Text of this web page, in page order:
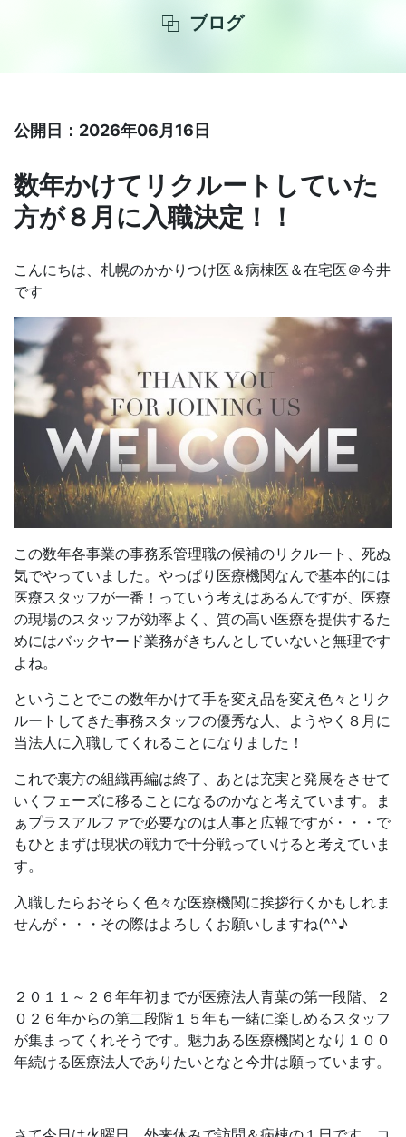
ブログ
公開日：2026年06月16日
数年かけてリクルートしていた
方が８月に入職決定！！
こんにちは、札幌のかかりつけ医＆病棟医＆在宅医＠今井
です
この数年各事業の事務系管理職の候補のリクルート、死ぬ
気でやっていました。やっぱり医療機関なんで基本的には
医療スタッフが一番！っていう考えはあるんですが、医療
の現場のスタッフが効率よく、質の高い医療を提供するた
めにはバックヤード業務がきちんとしていないと無理です
よね。
ということでこの数年かけて手を変え品を変え色々とリク
ルートしてきた事務スタッフの優秀な人、ようやく８月に
当法人に入職してくれることになりました！
これで裏方の組織再編は終了、あとは充実と発展をさせて
いくフェーズに移ることになるのかなと考えています。ま
ぁプラスアルファで必要なのは人事と広報ですが・・・で
もひとまずは現状の戦力で十分戦っていけると考えていま
す。
入職したらおそらく色々な医療機関に挨拶行くかもしれま
せんが・・・その際はよろしくお願いしますね(^^♪
２０１１～２６年年初までが医療法人青葉の第一段階、２
０２６年からの第二段階１５年も一緒に楽しめるスタッフ
が集まってくれそうです。魅力ある医療機関となり１００
年続ける医療法人でありたいとなと今井は願っています。